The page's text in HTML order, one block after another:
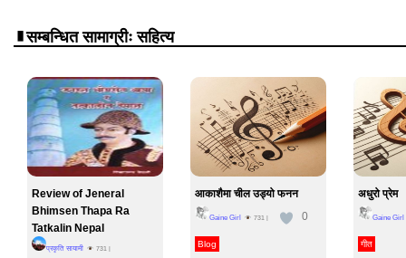
सम्बन्धित सामाग्रीः सहित्य
Review of Jeneral
Bhimsen Thapa Ra
Tatkalin Nepal
प्रकृति सायामी 731|
आकाशैमा चील उड्यो फनन
Gaine Girl 731 0
Blog
अधुरो प्रेम
Gaine Girl
गीत